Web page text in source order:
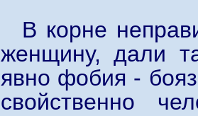
В корне
женщину, дали
явно фобия -
свойственно